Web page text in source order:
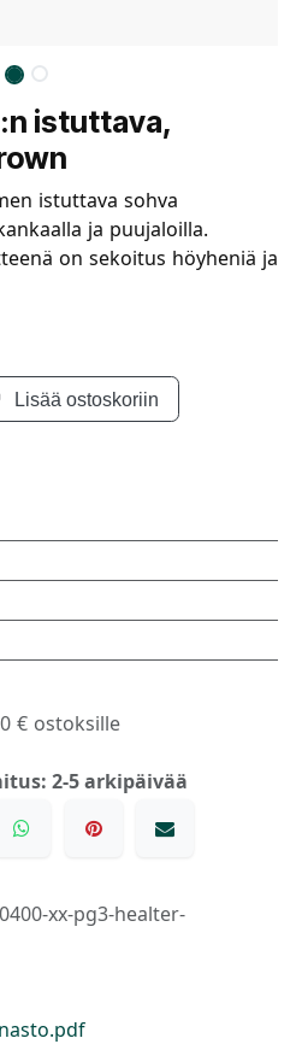
istuttava,
istuttava sohva
ja puujaloilla.
on sekoitus höyheniä ja
Lisää ostoskoriin
€ ostoksille
2-5 arkipäivää
xx-pg3-healter-